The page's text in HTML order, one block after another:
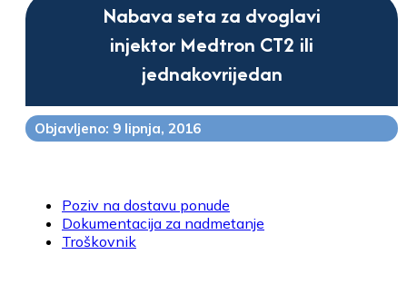
Nabava seta za dvoglavi
injektor Medtron CT2 ili
jednakovrijedan
Objavljeno: 9 lipnja, 2016
Poziv na dostavu ponude
Dokumentacija za nadmetanje
Troškovnik